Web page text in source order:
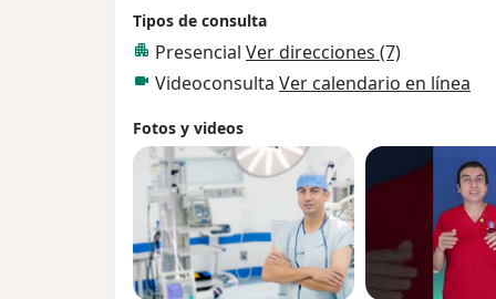
Cobertura con colgajos o injertos
Reconstrucción microquirúrgica
Enfermedad de Dupuytren (contractura
Tenosinovitis de De Quervain
Dedo en gatillo (tenosinovitis estenosante)
Tendinitis crónica
Tumores benignos y malignos de la mano,
Lipomas
Encondromas
Quistes ganglionares
Tipos de consulta
Presencial Ver direcciones (7)
Videoconsulta Ver calendario en línea
Fotos y videos